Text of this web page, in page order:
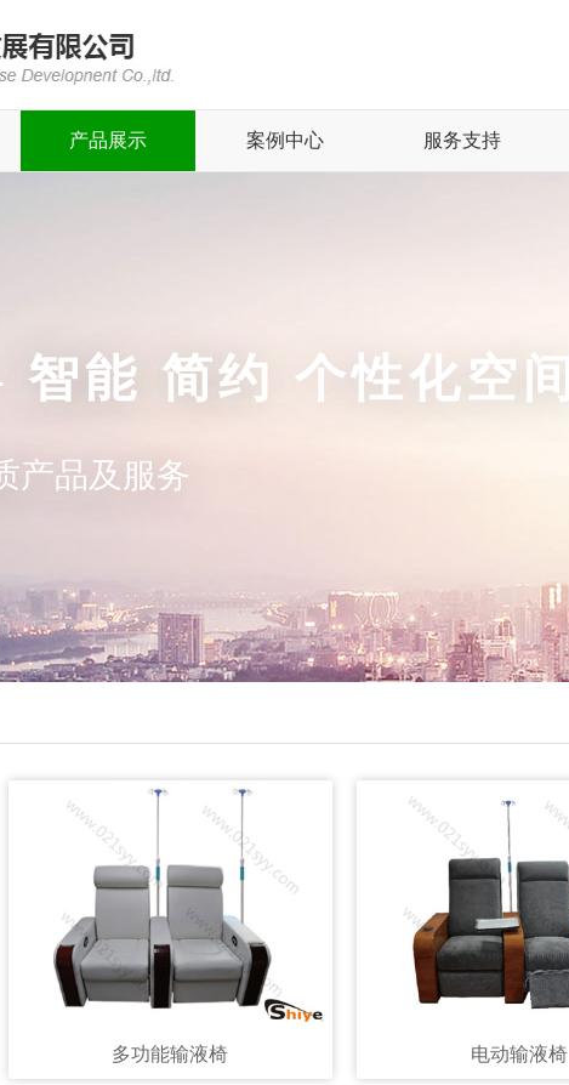
产品展示 案例中心 服务支持
能 简约 个性化空间
产品及服务
多功能输液椅 电动输液椅